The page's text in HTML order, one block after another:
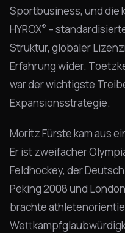
Sportbusiness, und die
HYROX® –
Struktur, globaler
Erfahrung wider.
war der wichtigste
Expansionsstrategie.
Moritz Fürste kam aus
Er ist zweifacher
Feldhockey, der
Peking 2008 und
brachte